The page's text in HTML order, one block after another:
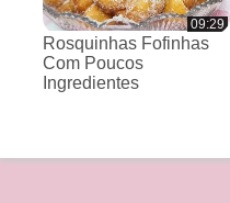
09:29
Rosquinhas Fofinhas
Com Poucos
Ingredientes